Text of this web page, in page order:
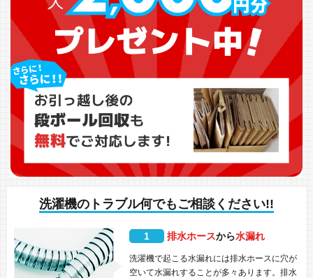
洗濯機のトラブル何でもご相談ください!!
1 排水ホースから水漏れ
洗濯機で起こる水漏れには排水ホースに穴が
空いて水漏れすることが多々あります。排水